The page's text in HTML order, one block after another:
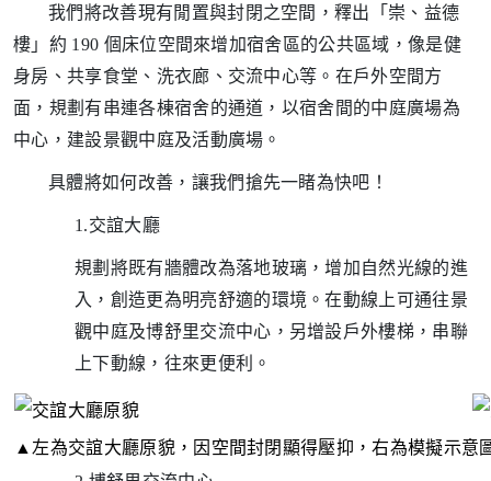
我們將改善現有閒置與封閉之空間，釋出「崇、益德
樓」約 190 個床位空間來增加宿舍區的公共區域，像是健
身房、共享食堂、洗衣廊、交流中心等。在戶外空間方
面，規劃有串連各棟宿舍的通道，以宿舍間的中庭廣場為
中心，建設景觀中庭及活動廣場。
具體將如何改善，讓我們搶先一睹為快吧！
1.交誼大廳
規劃將既有牆體改為落地玻璃，增加自然光線的進
入，創造更為明亮舒適的環境。在動線上可通往景
觀中庭及博舒里交流中心，另增設戶外樓梯，串聯
上下動線，往來更便利。
▲ 左為交誼大廳原貌，因空間封閉顯得壓抑，右為模擬示